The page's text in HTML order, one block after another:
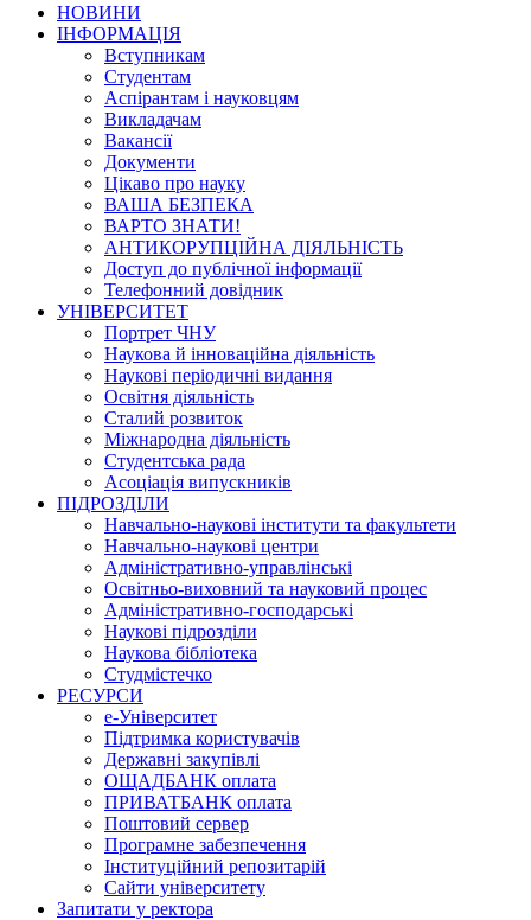
НОВИНИ
ІНФОРМАЦІЯ
Вступникам
Студентам
Аспірантам і науковцям
Викладачам
Вакансії
Документи
Цікаво про науку
ВАША БЕЗПЕКА
ВАРТО ЗНАТИ!
АНТИКОРУПЦІЙНА ДІЯЛЬНІСТЬ
Доступ до публічної інформації
Телефонний довідник
УНІВЕРСИТЕТ
Портрет ЧНУ
Наукова й інноваційна діяльність
Наукові періодичні видання
Освітня діяльність
Сталий розвиток
Міжнародна діяльність
Студентська рада
Асоціація випускників
ПІДРОЗДІЛИ
Навчально-наукові інститути та факультети
Навчально-наукові центри
Адміністративно-управлінські
Освітньо-виховний та науковий процес
Адміністративно-господарські
Наукові підрозділи
Наукова бібліотека
Студмістечко
РЕСУРСИ
е-Університет
Підтримка користувачів
Державні закупівлі
ОЩАДБАНК оплата
ПРИВАТБАНК оплата
Поштовий сервер
Програмне забезпечення
Інституційний репозитарій
Сайти університету
Запитати у ректора